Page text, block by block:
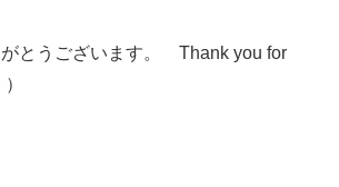
がとうございます。 Thank you for